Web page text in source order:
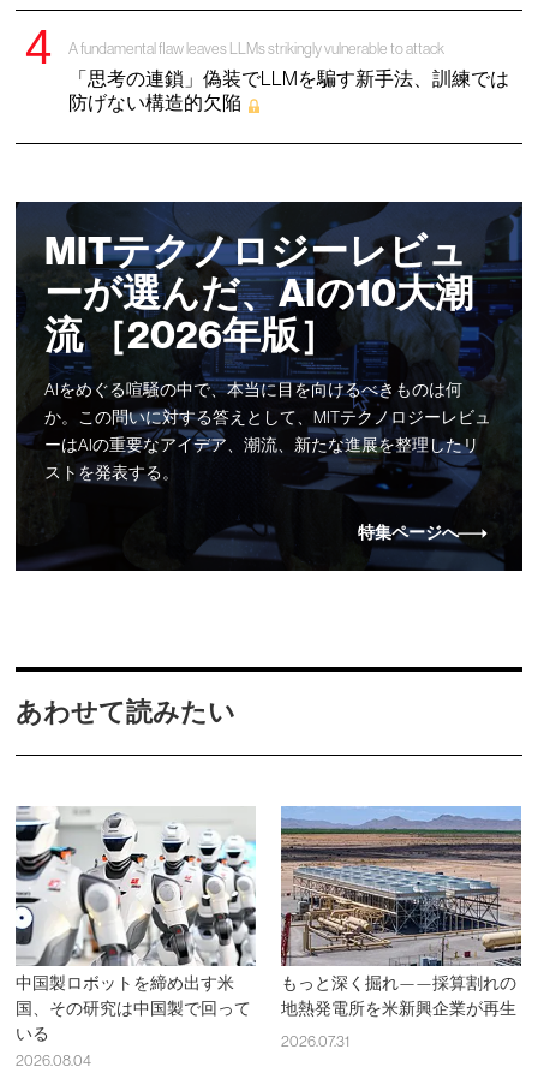
A fundamental flaw leaves LLMs strikingly vulnerable to attack
「思考の連鎖」偽装でLLMを騙す新手法、訓練では
防げない構造的欠陥
MITテクノロジーレビュ
ーが選んだ、AIの10大潮
流 ［2026年版］
AIをめぐる喧騒の中で、本当に目を向けるべきものは何
か。この問いに対する答えとして、MITテクノロジーレビュ
ーはAIの重要なアイデア、潮流、新たな進展を整理したリ
ストを発表する。
特集ページへ
あわせて読みたい
中国製ロボットを締め出す米
国、その研究は中国製で回って
いる
2026.08.04
もっと深く掘れ——採算割れの
地熱発電所を米新興企業が再生
2026.07.31